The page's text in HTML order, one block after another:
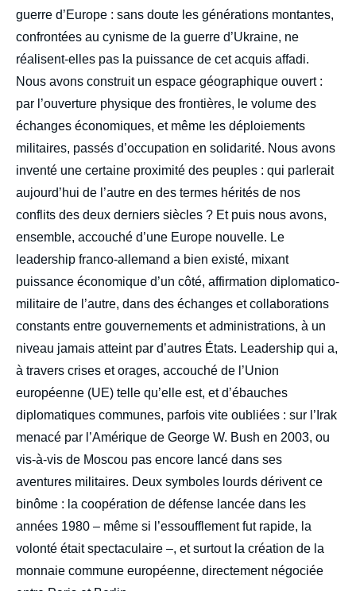
guerre d’Europe : sans doute les générations montantes,
confrontées au cynisme de la guerre d’Ukraine, ne
réalisent-elles pas la puissance de cet acquis affadi.
Nous avons construit un espace géographique ouvert :
par l’ouverture physique des frontières, le volume des
échanges économiques, et même les déploiements
militaires, passés d’occupation en solidarité. Nous avons
inventé une certaine proximité des peuples : qui parlerait
aujourd’hui de l’autre en des termes hérités de nos
conflits des deux derniers siècles ? Et puis nous avons,
ensemble, accouché d’une Europe nouvelle. Le
leadership franco-allemand a bien existé, mixant
puissance économique d’un côté, affirmation diplomatico-
militaire de l’autre, dans des échanges et collaborations
constants entre gouvernements et administrations, à un
niveau jamais atteint par d’autres États. Leadership qui a,
à travers crises et orages, accouché de l’Union
européenne (UE) telle qu’elle est, et d’ébauches
diplomatiques communes, parfois vite oubliées : sur l’Irak
menacé par l’Amérique de George W. Bush en 2003, ou
vis-à-vis de Moscou pas encore lancé dans ses
aventures militaires. Deux symboles lourds dérivent ce
binôme : la coopération de défense lancée dans les
années 1980 – même si l’essoufflement fut rapide, la
volonté était spectaculaire –, et surtout la création de la
monnaie commune européenne, directement négociée